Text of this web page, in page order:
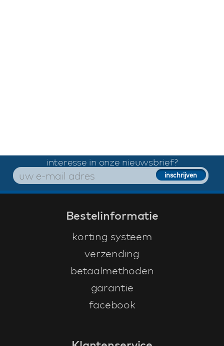
interesse in onze nieuwsbrief?
Bestelinformatie
korting systeem
verzending
betaalmethoden
garantie
facebook